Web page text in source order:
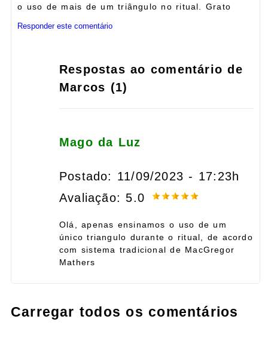
o uso de mais de um triângulo no ritual. Grato
Responder este comentário
Respostas ao comentário de
Marcos (1)
Mago da Luz
Postado: 11/09/2023 - 17:23h
Avaliação: 5.0
Olá, apenas ensinamos o uso de um
único triangulo durante o ritual, de acordo
com sistema tradicional de MacGregor
Mathers
Carregar todos os comentários